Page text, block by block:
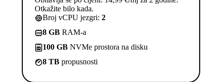
Otkažite bilo kada.
Broj vCPU jezgri: 2
8 GB RAM-a
100 GB NVMe prostora na disku
8 TB propusnosti